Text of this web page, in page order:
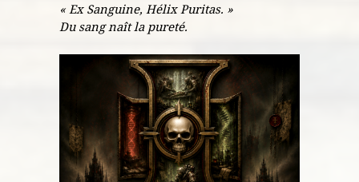
« Ex Sanguine, Hélix Puritas. »
Du sang naît la pureté.